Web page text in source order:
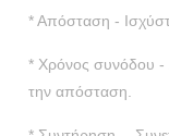
* Απόσταση -
* Χρόνος συνόδου -
την απόσταση.